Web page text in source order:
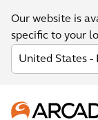
Our website is
specific to your